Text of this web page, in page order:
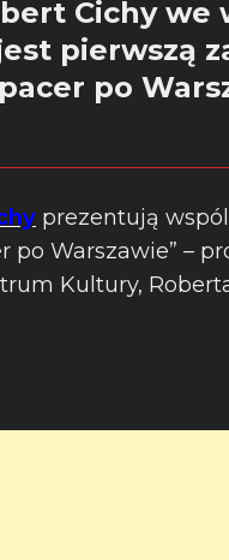
Cichy
pierwszą
po
prezentują
po Warszawie” –
Kultury,